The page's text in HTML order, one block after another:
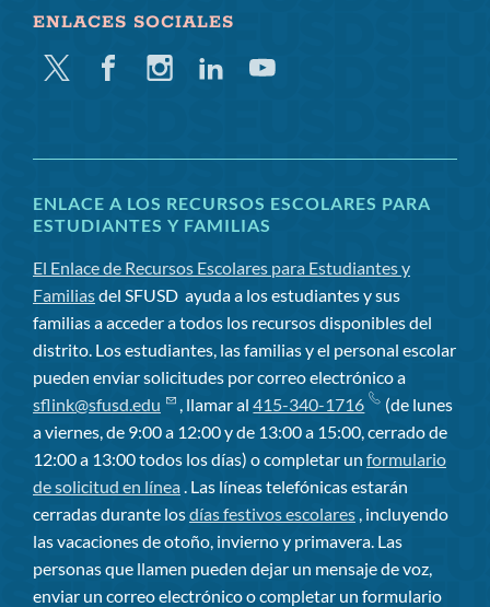
ENLACES SOCIALES
Gorjeo FacebookInstagramLinkedInYouTube
ENLACE A LOS RECURSOS ESCOLARES PARA
ESTUDIANTES Y FAMILIAS
El Enlace de Recursos Escolares para Estudiantes y
Familiasdel SFUSD ayuda a los estudiantes y sus
familias a acceder a todos los recursos disponibles del
distrito. Los estudiantes, las familias y el personal escolar
pueden enviar solicitudes por correo electrónico a
sflink@sfusd.edu
, llamar al415-340-1716
(de lunes
a viernes, de 9:00 a 12:00 y de 13:00 a 15:00, cerrado de
12:00 a 13:00 todos los días) o completar un formulario
de solicitud en línea . Las líneas telefónicas estarán
cerradas durante losdías festivos escolares , incluyendo
las vacaciones de otoño, invierno y primavera. Las
personas que llamen pueden dejar un mensaje de voz,
enviar un correo electrónico o completar un formulario